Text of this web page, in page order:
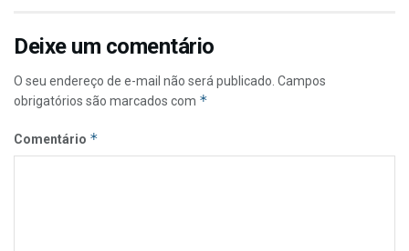
Deixe um comentário
O seu endereço de e-mail não será publicado. Campos
obrigatórios são marcados com *
Comentário *